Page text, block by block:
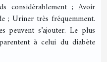
considérablement ; Avoir
; Uriner très fréquemment.
peuvent s’ajouter. Le plus
à celui du diabète